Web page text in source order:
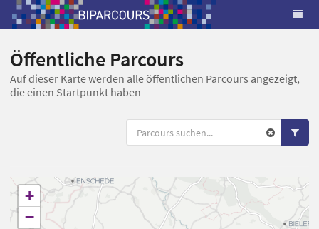
Öffentliche Parcours
Auf dieser Karte werden alle öffentlichen Parcours angezeigt,
die einen Startpunkt haben
+
−